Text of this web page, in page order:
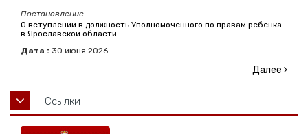
Постановление
О вступлении в должность Уполномоченного по правам ребенка
в Ярославской области
Дата : 30 июня 2026
Далее
Ссылки